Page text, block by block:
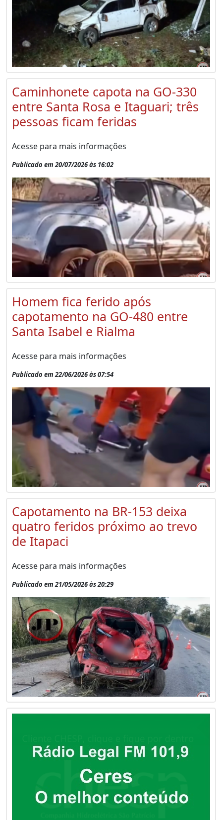
Caminhonete capota na GO-330
entre Santa Rosa e Itaguari; três
pessoas ficam feridas
Acesse para mais informações
Publicado em 20/07/2026 às 16:02
Homem fica ferido após
capotamento na GO-480 entre
Santa Isabel e Rialma
Acesse para mais informações
Publicado em 22/06/2026 às 07:54
Capotamento na BR-153 deixa
quatro feridos próximo ao trevo
de Itapaci
Acesse para mais informações
Publicado em 21/05/2026 às 20:29